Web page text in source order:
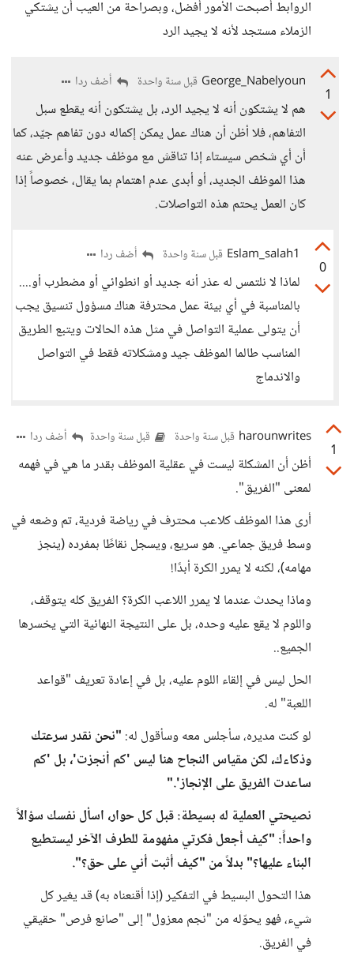
الروابط أصبحت الأمور أفضل، وبصراحة من العيب أن يشتكي
الزملاء مستجد لأنه لا يجيد الرد
1
George_Nabelyoun قبل سنة واحدة أضف ردا
هم لا يشتكون أنه لا يجيد الرد، بل يشتكون أنه يقطع سبل
التفاهم، فلا أظن أن هناك عمل يمكن إكماله دون تفاهم جيّد، كما
أن أي شخص سيستاء إذا تناقش مع موظف جديد وأعرض عنه
هذا الموظف الجديد، أو أبدى عدم اهتمام بما يقال، خصوصاً إذا
كان العمل يحتم هذه التواصلات.
0
Eslam_salah1 قبل سنة واحدة أضف ردا
لماذا لا نلتمس له عذر أنه جديد أو انطوائي أو مضطرب أو....
بالمناسبة في أي بيئة عمل محترفة هناك مسؤول تنسيق يجب
أن يتولى عملية التواصل في مثل هذه الحالات ويتبع الطريق
المناسب طالما الموظف جيد ومشكلاته فقط في التواصل
والاندماج
1
harounwrites قبل سنة واحدة قبل سنة واحدة أضف ردا
أظن أن المشكلة ليست في عقلية الموظف بقدر ما هي في فهمه
لمعنى "الفريق".
أرى هذا الموظف كلاعب محترف في رياضة فردية، تم وضعه في
وسط فريق جماعي. هو سريع، ويسجل نقاطًا بمفرده (ينجز
مهامه)، لكنه لا يمرر الكرة أبدًا!
وماذا يحدث عندما لا يمرر اللاعب الكرة؟ الفريق كله يتوقف،
واللوم لا يقع عليه وحده، بل على النتيجة النهائية التي يخسرها
الجميع..
الحل ليس في إلقاء اللوم عليه، بل في إعادة تعريف "قواعد
اللعبة" له.
لو كنت مديره، سأجلس معه وسأقول له: "نحن نقدر سرعتك
وذكاءك، لكن مقياس النجاح هنا ليس 'كم أنجزت'، بل 'كم
ساعدت الفريق على الإنجاز'."
نصيحتي العملية له بسيطة: قبل كل حوار، اسأل نفسك سؤالاً
واحداً: "كيف أجعل فكرتي مفهومة للطرف الآخر ليستطيع
البناء عليها؟" بدلاً من "كيف أثبت أني على حق؟".
هذا التحول البسيط في التفكير (إذا أقنعناه به) قد يغير كل
شيء، فهو يحوّله من "نجم معزول" إلى "صانع فرص" حقيقي
في الفريق.